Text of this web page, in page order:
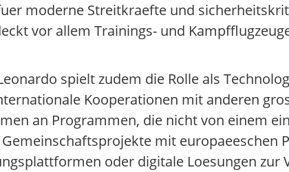
moderne Streitkraefte und
vor allem Trainings- und
spielt zudem die Rolle als
Kooperationen mit anderen
an Programmen, die nicht von einem
mit europaeeschen
oder digitale Loesungen zur